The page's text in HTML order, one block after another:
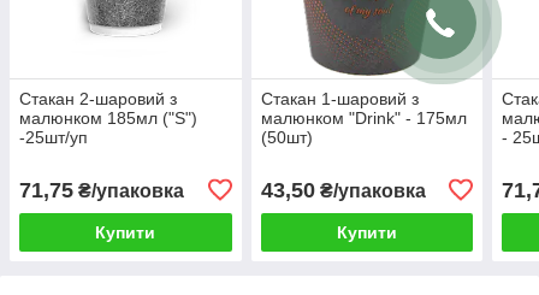
Стакан 2-шаровий з
малюнком 185мл ("S")
-25шт/уп
71,75 ₴/упаковка
Купити
Стакан 1-шаровий з
малюнком "Drink" - 175мл
(50шт)
43,50₴/упаковка
Купити
-